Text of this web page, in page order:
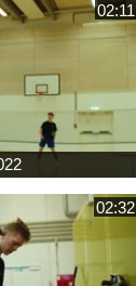
02:11
02:32